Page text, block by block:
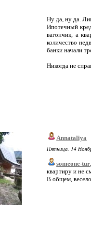
Ну да, ну да.
Ипотечный
вагончик, а
количество
банки начали
Никогда не
Annataliya
Пятница, 14
someone-tur
квартиру и не
В общем,